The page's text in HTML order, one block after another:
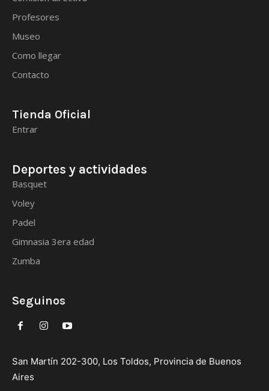
Profesores
Museo
Como llegar
Contacto
Tienda Oficial
Entrar
Deportes y actividades
Basquet
Voley
Padel
Gimnasia 3era edad
Zumba
Seguinos
San Martín 202-300, Los Toldos, Provincia de Buenos
Aires